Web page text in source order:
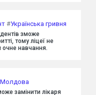
#Українська гривня
зможе
тому ліцеї не
очне навчання.
Молдова
замінити лікаря